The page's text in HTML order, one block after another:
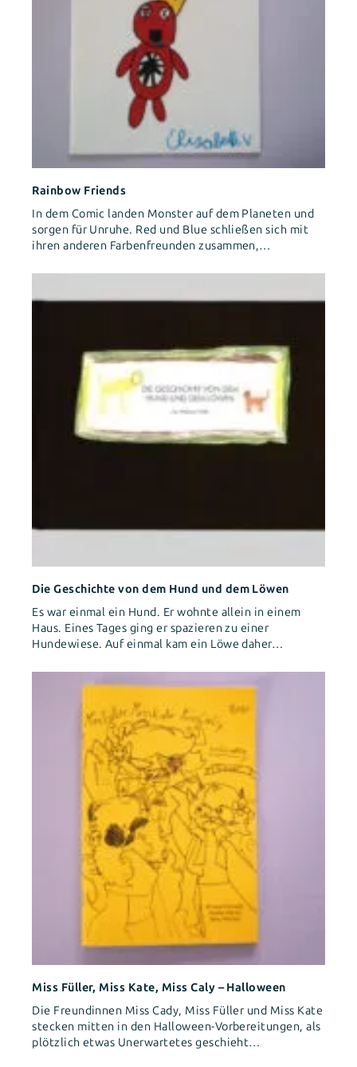
Rainbow Friends
In dem Comic landen Monster auf dem Planeten und
sorgen für Unruhe. Red und Blue schließen sich mit
ihren anderen Farbenfreunden zusammen,…
Die Geschichte von dem Hund und dem Löwen
Es war einmal ein Hund. Er wohnte allein in einem
Haus. Eines Tages ging er spazieren zu einer
Hundewiese. Auf einmal kam ein Löwe daher…
Miss Füller, Miss Kate, Miss Caly – Halloween
Die Freundinnen Miss Cady, Miss Füller und Miss Kate
stecken mitten in den Halloween-Vorbereitungen, als
plötzlich etwas Unerwartetes geschieht…